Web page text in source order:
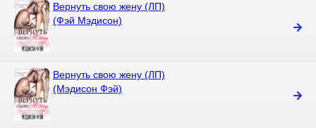
Вернуть свою жену (ЛП)
(Фэй Мэдисон)
Вернуть свою жену (ЛП)
(Мэдисон Фэй)